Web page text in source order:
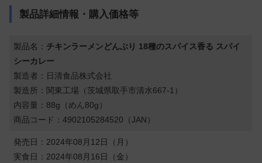
製品詳細情報・購入価格等
製品名： チキンラーメンどんぶり 18種のスパイス香る スパイ
シーカレー
製造者：日清食品株式会社
製造所：関東工場（茨城県取手市清水667-1）
内容量：88g（めん80g）
商品コード：4902105284520（JAN）
発売日：2024年08月12日（月）
実食日：2024年08月16日（金）